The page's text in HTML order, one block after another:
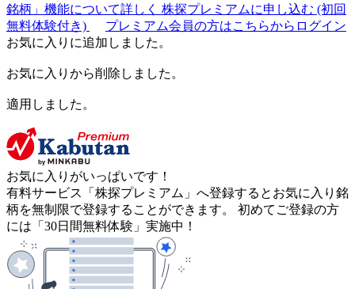
銘柄」機能について詳しく 株探プレミアムに申し込む (初回
無料体験付き)
プレミアム会員の方はこちらからログイン
お気に入りに追加しました。
お気に入りから削除しました。
適用しました。
お気に入りがいっぱいです！
有料サービス「株探プレミアム」へ登録するとお気に入り銘
柄を無制限で登録することができます。 初めてご登録の方
には「30日間無料体験」実施中！